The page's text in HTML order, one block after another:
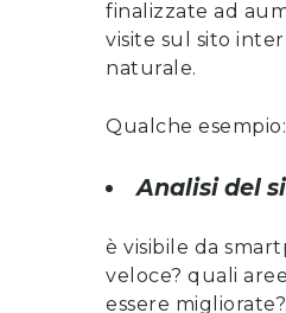
finalizzate ad
visite sul sito
naturale.
Qualche esempio:
Analisi del
è visibile da
veloce? quali
essere